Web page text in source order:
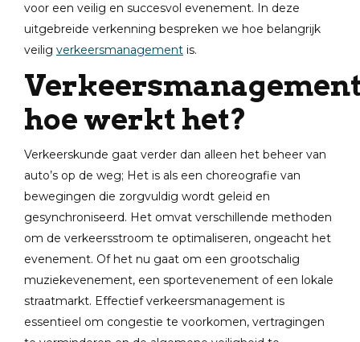
voor een veilig en succesvol evenement. In deze
uitgebreide verkenning bespreken we hoe belangrijk
veilig verkeersmanagement is.
hoe werkt het?
Verkeerskunde gaat verder dan alleen het beheer van
auto’s op de weg; Het is als een choreografie van
bewegingen die zorgvuldig wordt geleid en
gesynchroniseerd. Het omvat verschillende methoden
om de verkeersstroom te optimaliseren, ongeacht het
evenement. Of het nu gaat om een grootschalig
muziekevenement, een sportevenement of een lokale
straatmarkt. Effectief verkeersmanagement is
essentieel om congestie te voorkomen, vertragingen